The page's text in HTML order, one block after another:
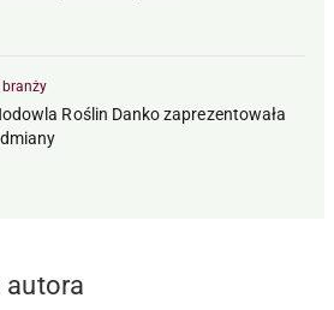
branży
Roślin Danko zaprezentowała
autora